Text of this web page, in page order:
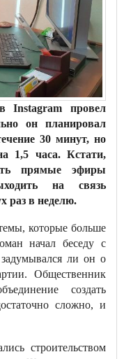
Instagram провел
он планировал
30 минут, но
1,5 часа. Кстати,
прямые эфиры
на связь
раз в неделю.
которые больше
начал беседу с
ли он о
Общественник
создать
сложно, и
строительством